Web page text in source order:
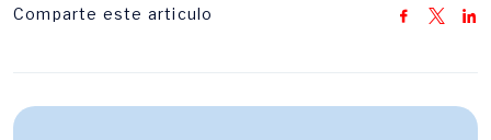
Comparte este articulo